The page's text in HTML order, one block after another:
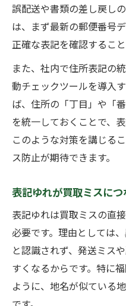
誤配送や書類の差し戻し
は、まず最新の郵便番号
正確な表記を確認すること
また、社内で住所表記の
動チェックツールを導入
ば、住所の「丁目」や「
を統一しておくことで、
このような対策を講じる
ス防止が期待できます。
表記ゆれが買取ミスに
表記ゆれは買取ミスの直
必要です。理由としては
と認識されず、発送ミス
すくなるからです。特に
ように、地名が似ている